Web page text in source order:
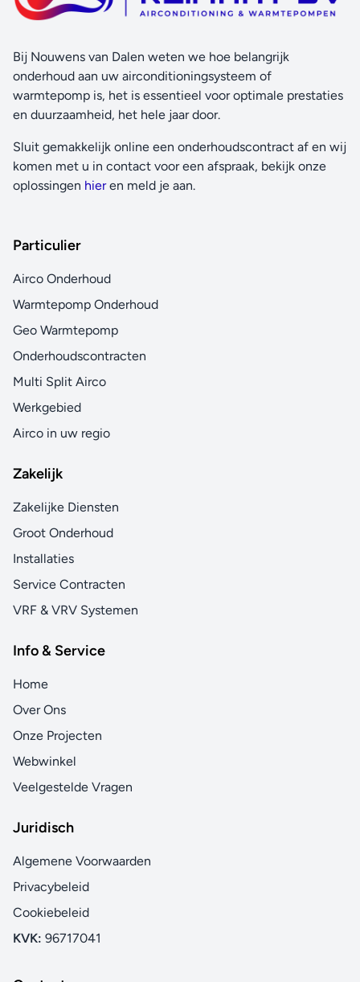
Bij Nouwens van Dalen weten we hoe belangrijk
onderhoud aan uw airconditioningsysteem of
warmtepomp is, het is essentieel voor optimale prestaties
en duurzaamheid, het hele jaar door.
Sluit gemakkelijk online een onderhoudscontract af en wij
komen met u in contact voor een afspraak, bekijk onze
oplossingen hieren meld je aan.
Particulier
Airco Onderhoud
Warmtepomp Onderhoud
Geo Warmtepomp
Onderhoudscontracten
Multi Split Airco
Werkgebied
Airco in uw regio
Zakelijk
Zakelijke Diensten
Groot Onderhoud
Installaties
Service Contracten
VRF & VRV Systemen
Info & Service
Home
Over Ons
Onze Projecten
Webwinkel
Veelgestelde Vragen
Juridisch
Algemene Voorwaarden
Privacybeleid
Cookiebeleid
KVK: 96717041